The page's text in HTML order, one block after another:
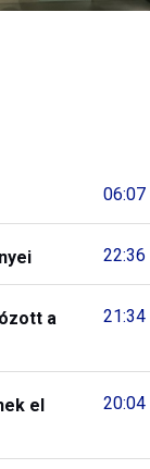
06:07
22:36
21:34
a
20:04
el